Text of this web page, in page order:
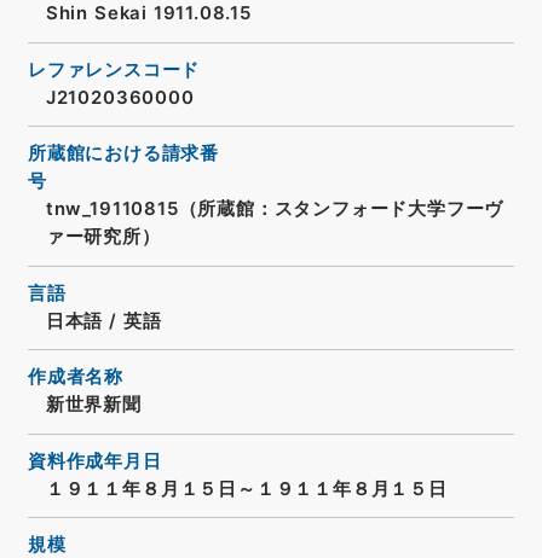
Shin Sekai 1911.08.15
レファレンスコード
J21020360000
所蔵館における請求番
号
tnw_19110815（所蔵館：スタンフォード大学フーヴ
ァー研究所）
言語
日本語 / 英語
作成者名称
新世界新聞
資料作成年月日
１９１１年８月１５日～１９１１年８月１５日
規模